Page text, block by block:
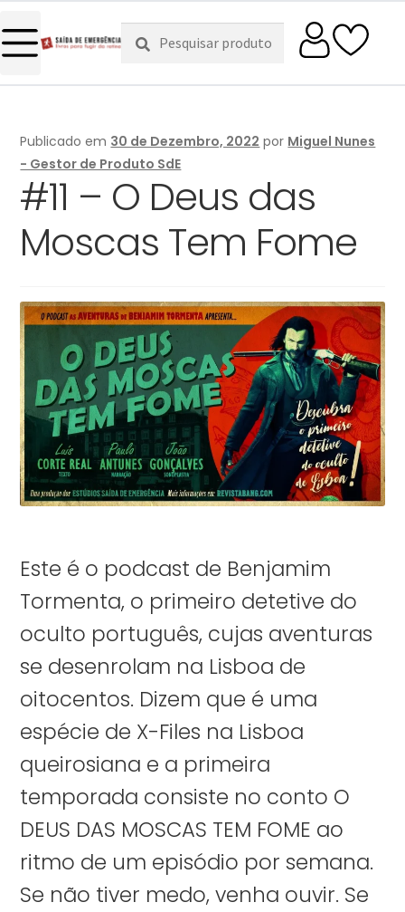
Pesquisar
por:
Pesquisa
Publicado em 30 de Dezembro, 2022 por Miguel Nunes
- Gestor de Produto SdE
#11 – O Deus das
Moscas Tem Fome
Este é o podcast de Benjamim
Tormenta, o primeiro detetive do
oculto português, cujas aventuras
se desenrolam na Lisboa de
oitocentos. Dizem que é uma
espécie de X-Files na Lisboa
queirosiana e a primeira
temporada consiste no conto O
DEUS DAS MOSCAS TEM FOME ao
ritmo de um episódio por semana.
Se não tiver medo, venha ouvir. Se